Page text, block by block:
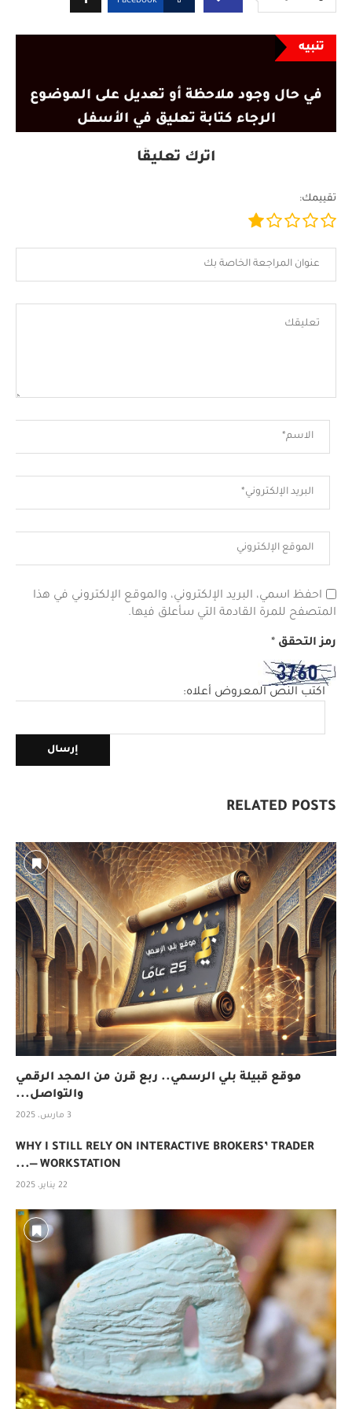
تنبيه
في حال وجود ملاحظة أو تعديل على الموضوع
الرجاء كتابة تعليق في الأسفل
اترك تعليقًا
تقييمك:
احفظ اسمي، البريد الإلكتروني، والموقع الإلكتروني في هذا
المتصفح للمرة القادمة التي سأعلق فيها.
رمز التحقق *
اكتب النص المعروض أعلاه:
RELATED POSTS
موقع قبيلة بلي الرسمي.. ربع قرن من المجد الرقمي
والتواصل...
3 مارس، 2025
WHY I STILL RELY ON INTERACTIVE BROKERS’ TRADER
WORKSTATION —...
22 يناير، 2025